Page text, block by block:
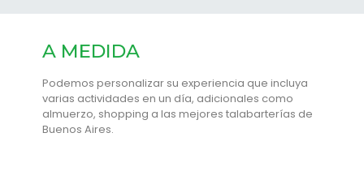
A MEDIDA
Podemos personalizar su experiencia que incluya
varias actividades en un día, adicionales como
almuerzo, shopping a las mejores talabarterías de
Buenos Aires.